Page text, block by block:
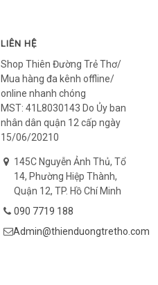
LIÊN HỆ
Shop Thiên Đường Trẻ Thơ/
Mua hàng đa kênh offline/
online nhanh chóng
MST: 41L8030143 Do Ủy ban
nhân dân quận 12 cấp ngày
15/06/20210
145C Nguyễn Ảnh Thủ, Tổ
14, Phường Hiệp Thành,
Quận 12, TP. Hồ Chí Minh
090 7719 188
Admin@thienduongtretho.com